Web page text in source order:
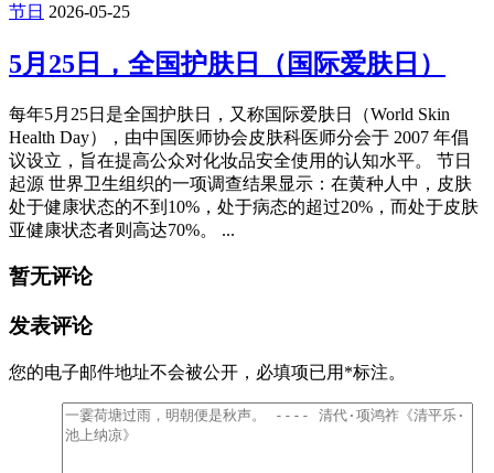
节日 2026-05-25
5月25日，全国护肤日（国际爱肤日）
每年5月25日是全国护肤日，又称国际爱肤日（World Skin
Health Day），由‌中国医师协会皮肤科医师分会‌于 2007 年倡
议设立，旨在提高公众对化妆品安全使用的认知水平。‌‌ 节日
起源 世界卫生组织的一项调查结果显示：在黄种人中，皮肤
处于健康状态的不到10%，处于病态的超过20%，而处于皮肤
亚健康状态者则高达70%。 ...
暂无评论
发表评论
您的电子邮件地址不会被公开， 必填项已用 *标注。